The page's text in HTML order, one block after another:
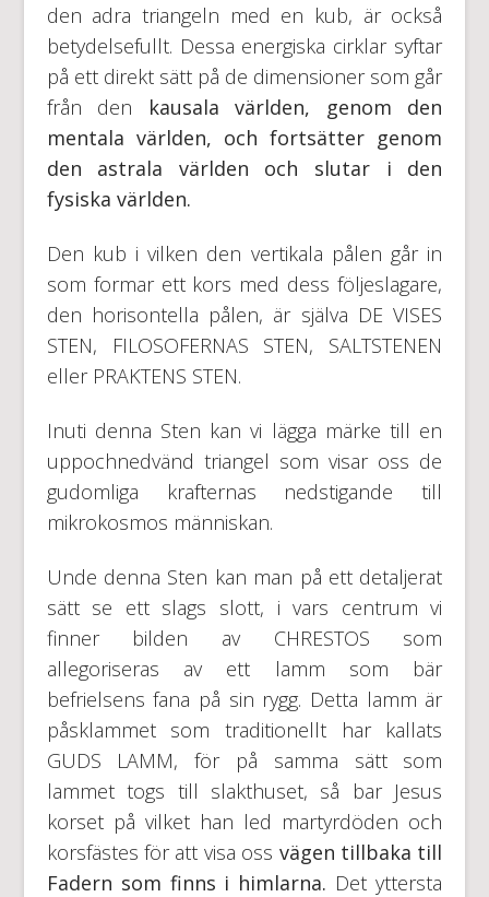
den adra triangeln med en kub, är också
betydelsefullt. Dessa energiska cirklar syftar
på ett direkt sätt på de dimensioner som går
från den kausala världen, genom den
mentala världen, och fortsätter genom
den astrala världen och slutar i den
fysiska världen.
Den kub i vilken den vertikala pålen går in
som formar ett kors med dess följeslagare,
den horisontella pålen, är själva DE VISES
STEN, FILOSOFERNAS STEN, SALTSTENEN
eller PRAKTENS STEN.
Inuti denna Sten kan vi lägga märke till en
uppochnedvänd triangel som visar oss de
gudomliga krafternas nedstigande till
mikrokosmos människan.
Unde denna Sten kan man på ett detaljerat
sätt se ett slags slott, i vars centrum vi
finner bilden av CHRESTOS som
allegoriseras av ett lamm som bär
befrielsens fana på sin rygg. Detta lamm är
påsklammet som traditionellt har kallats
GUDS LAMM, för på samma sätt som
lammet togs till slakthuset, så bar Jesus
korset på vilket han led martyrdöden och
korsfästes för att visa oss vägen tillbaka till
Fadern som finns i himlarna. Det yttersta